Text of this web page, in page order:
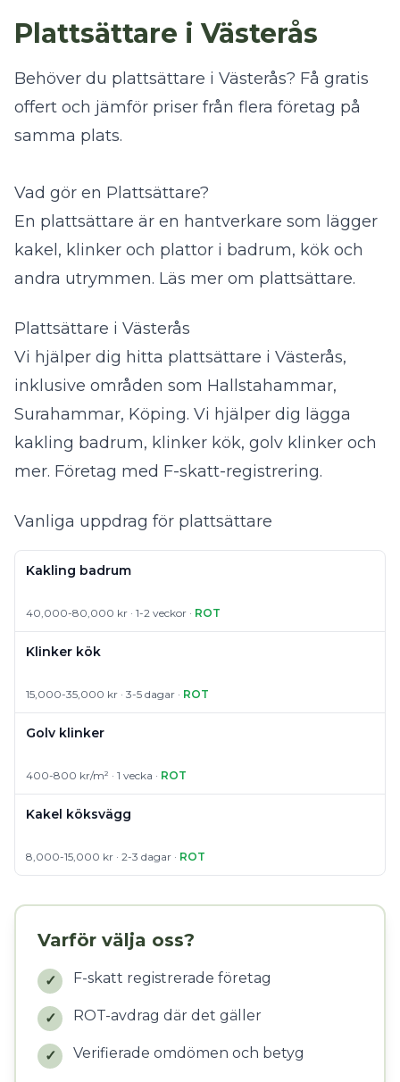
Plattsättare i Västerås
Behöver du plattsättare i Västerås? Få gratis
offert och jämför priser från flera företag på
samma plats.
Vad gör en Plattsättare?
En plattsättare är en hantverkare som lägger
kakel, klinker och plattor i badrum, kök och
andra utrymmen. Läs mer om plattsättare.
Plattsättare i Västerås
Vi hjälper dig hitta plattsättare i Västerås,
inklusive områden som Hallstahammar,
Surahammar, Köping. Vi hjälper dig lägga
kakling badrum, klinker kök, golv klinker och
mer. Företag med F-skatt-registrering.
Vanliga uppdrag för plattsättare
Kakling badrum
40,000-80,000 kr · 1-2 veckor · ROT
Klinker kök
15,000-35,000 kr · 3-5 dagar · ROT
Golv klinker
400-800 kr/m² · 1 vecka · ROT
Kakel köksvägg
8,000-15,000 kr · 2-3 dagar · ROT
Varför välja oss?
✓ F-skatt registrerade företag
✓ ROT-avdrag där det gäller
✓ Verifierade omdömen och betyg